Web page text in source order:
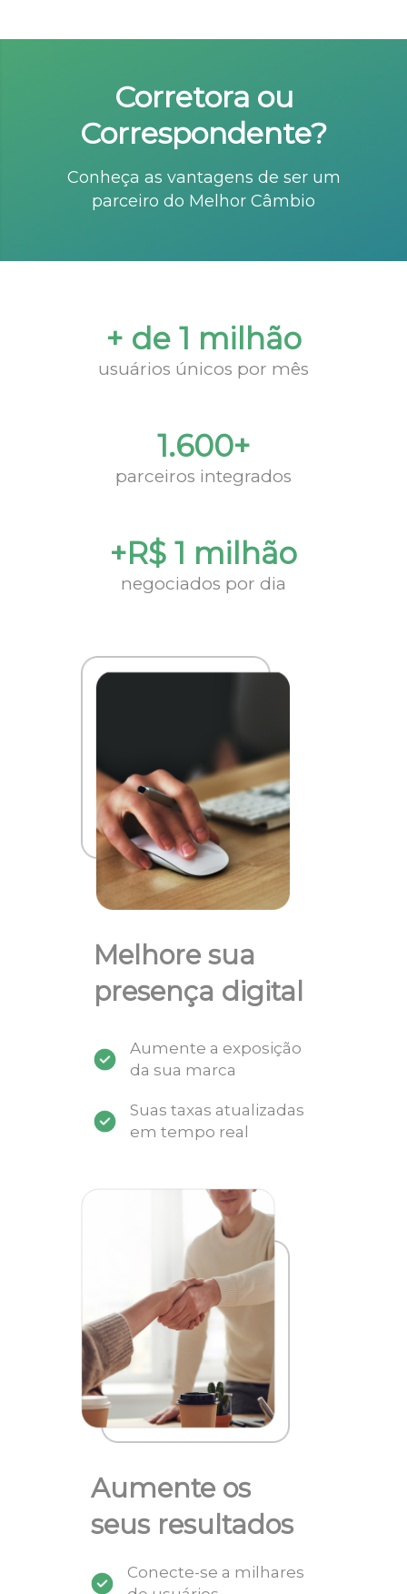
Corretora ou
Correspondente?
Conheça as vantagens de ser um
parceiro do Melhor Câmbio
+ de 1 milhão
usuários únicos por mês
1.600+
parceiros integrados
+R$ 1 milhão
negociados por dia
Melhore sua
presença digital
Aumente a exposição
da sua marca
Suas taxas atualizadas
em tempo real
Aumente os
seus resultados
Conecte-se a milhares